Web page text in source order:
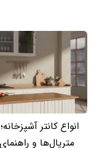
انواع کانتر
متریال‌ها و